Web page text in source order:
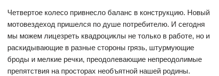
Четвертое колесо привнесло баланс в конструкцию. Новый
мотовездеход пришелся по душе потребителю. И сегодня
мы можем лицезреть квадроциклы не только в работе, но и
раскидывающие в разные стороны грязь, штурмующие
броды и мелкие речки, преодолевающие непреодолимые
препятствия на просторах необъятной нашей родины.